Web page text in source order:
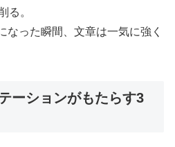
る。
なった瞬間、文章は一気に強く
ーションがもたらす3